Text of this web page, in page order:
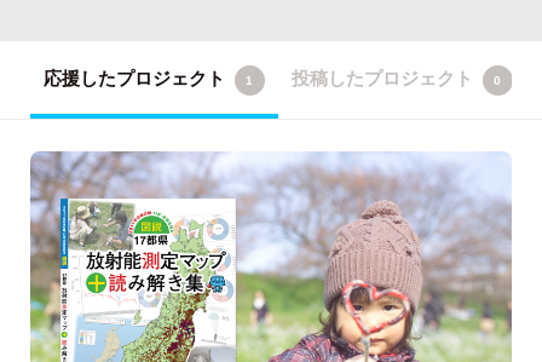
応援したプロジェクト 1 投稿したプロジェクト 0